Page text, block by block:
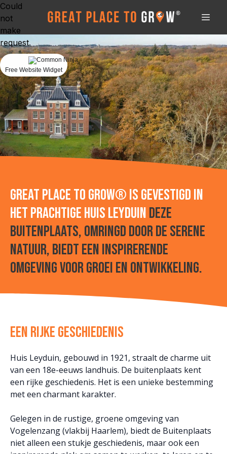
Great Place to Grow® is gevestigd in
het prachtige Huis LeyduinDeze
buitenplaats, omringd door de serene
natuur, biedt een inspirerende
omgeving voor groei en ontwikkeling.
Een rijke geschiedenis
Huis Leyduin, gebouwd in 1921, straalt de charme uit
van een 18e-eeuws landhuis. De buitenplaats kent
een rijke geschiedenis. Het is een unieke bestemming
met een charmant karakter.
Gelegen in de rustige, groene omgeving van
Vogelenzang (vlakbij Haarlem), biedt de Buitenplaats
niet alleen een stukje geschiedenis, maar ook een
Could
not
make
request.
Free Website Widget